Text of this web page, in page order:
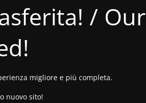
/ Our
migliore e più completa.
nuovo sito!